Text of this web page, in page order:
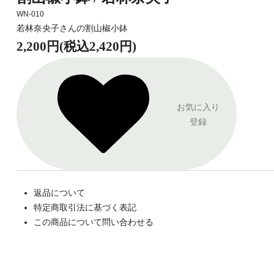
WN-010
若林奈央子さんの割山椒小鉢
2,200円(税込2,420円)
お気に入り
登録
返品について
特定商取引法に基づく表記
この商品について問い合わせる